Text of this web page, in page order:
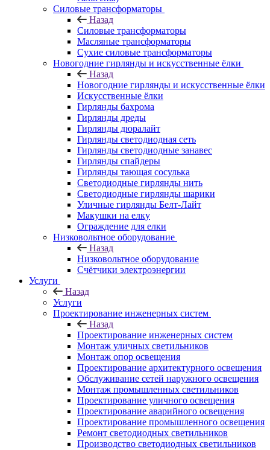
Силовые трансформаторы
Назад
Силовые трансформаторы
Масляные трансформаторы
Сухие силовые трансформаторы
Новогодние гирлянды и искусственные ёлки
Назад
Новогодние гирлянды и искусственные ёлки
Искусственные ёлки
Гирлянды бахрома
Гирлянды дреды
Гирлянды дюралайт
Гирлянды светодиодная сеть
Гирлянды светодиодные занавес
Гирлянды спайдеры
Гирлянды тающая сосулька
Светодиодные гирлянды нить
Светодиодные гирлянды шарики
Уличные гирлянды Белт-Лайт
Макушки на елку
Ограждение для елки
Низковольтное оборудование
Назад
Низковольтное оборудование
Счётчики электроэнергии
Услуги
Назад
Услуги
Проектирование инженерных систем
Назад
Проектирование инженерных систем
Монтаж уличных светильников
Монтаж опор освещения
Проектирование архитектурного освещения
Обслуживание сетей наружного освещения
Монтаж промышленных светильников
Проектирование уличного освещения
Проектирование аварийного освещения
Проектирование промышленного освещения
Ремонт светодиодных светильников
Производство светодиодных светильников